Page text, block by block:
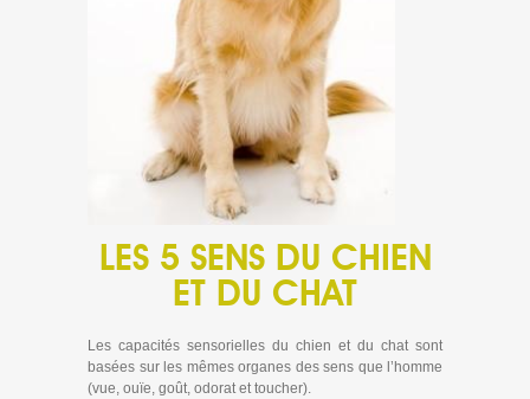
LES 5 SENS DU CHIEN
ET DU CHAT
Les capacités sensorielles du chien et du chat sont
basées sur les mêmes organes des sens que l’homme
(vue, ouïe, goût, odorat et toucher).